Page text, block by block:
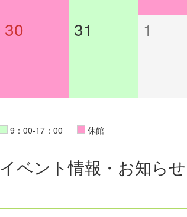
30 31 1
9：00-17：00
休館
イベント情報・お知らせ